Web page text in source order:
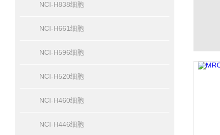
NCI-H838细胞
NCI-H661细胞
NCI-H596细胞
NCI-H520细胞
NCI-H460细胞
NCI-H446细胞